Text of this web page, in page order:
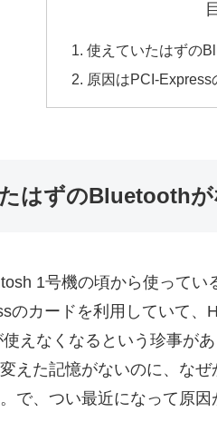
使えていたはずの
原因はPCI-Express
はずのBluetooth
1号機の頃から使って
のカードを利用していて
えなくなるという珍事が
えた記憶がないのに、な
で、つい最近になって原